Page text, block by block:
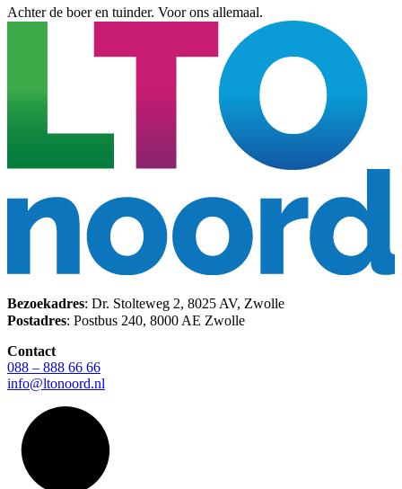
Achter de boer en tuinder. Voor ons allemaal.
Bezoekadres: Dr. Stolteweg 2, 8025 AV, Zwolle
Postadres: Postbus 240, 8000 AE Zwolle
Contact
088 – 888 66 66
info@ltonoord.nl